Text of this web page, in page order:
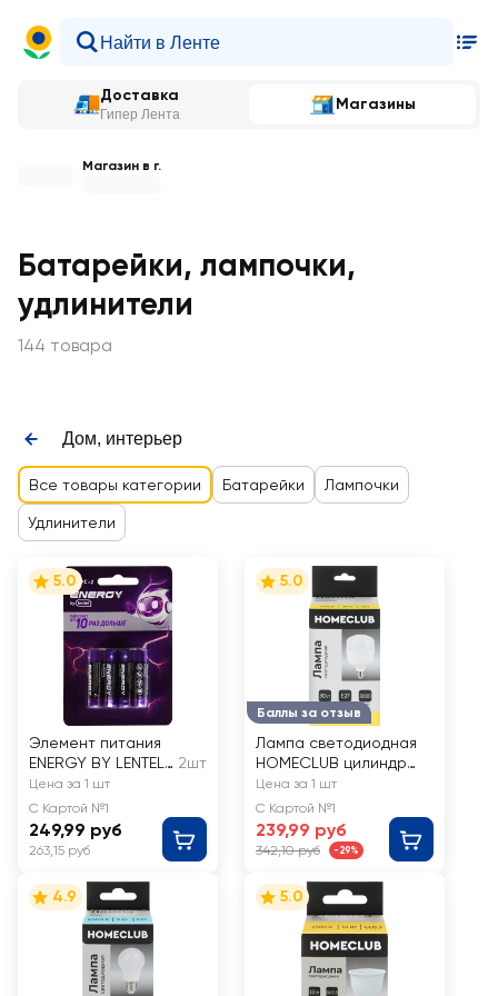
Доставка
Гипер Лента
Магазины
Магазин в г.
Батарейки, лампочки,
удлинители
144 товара
Дом, интерьер
Все товары категории Батарейки Лампочки
Удлинители
5.0
Элемент питания
ENERGY BY LENTEL
CLR14-2B
2шт
Цена за 1 шт
С Картой №1
249,99 руб
263,15 руб
Баллы за отзыв
5.0
Лампа светодиодная
HOMECLUB цилиндр
30Вт E27 теплый свет,
Арт. LED-T100-30E2727
Цена за 1 шт
С Картой №1
239,99 руб
342,10 руб -29%
4.9 5.0